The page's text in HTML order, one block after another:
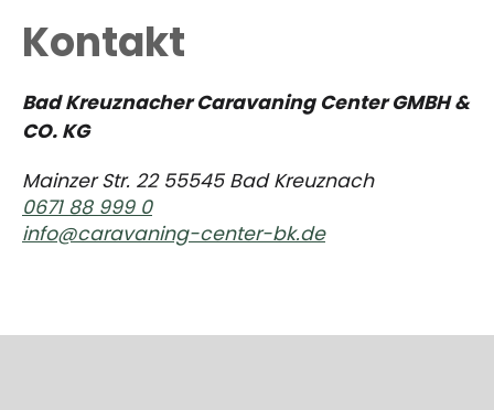
Kontakt
Bad Kreuznacher Caravaning Center GMBH &
CO. KG
Mainzer Str. 22 55545 Bad Kreuznach
0671 88 999 0
info@caravaning-center-bk.de